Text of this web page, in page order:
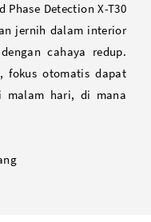
Detection X-T30
jernih dalam interior
cahaya redup.
fokus otomatis dapat
malam hari, di mana